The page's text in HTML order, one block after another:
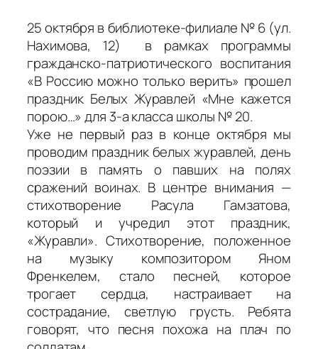
25 октября в библиотеке-филиале № 6 (ул.
Нахимова, 12) в рамках программы
гражданско-патриотического воспитания
«В Россию можно только верить» прошел
праздник Белых Журавлей «Мне кажется
порою…» для 3-а класса школы № 20.
Уже не первый раз в конце октября мы
проводим праздник белых журавлей, день
поэзии в память о павших на полях
сражений воинах. В центре внимания —
стихотворение Расула Гамзатова,
который и учредил этот праздник,
«Журавли». Стихотворение, положенное
на музыку композитором Яном
Френкелем, стало песней, которое
трогает сердца, настраивает на
сострадание, светлую грусть. Ребята
говорят, что песня похожа на плач по